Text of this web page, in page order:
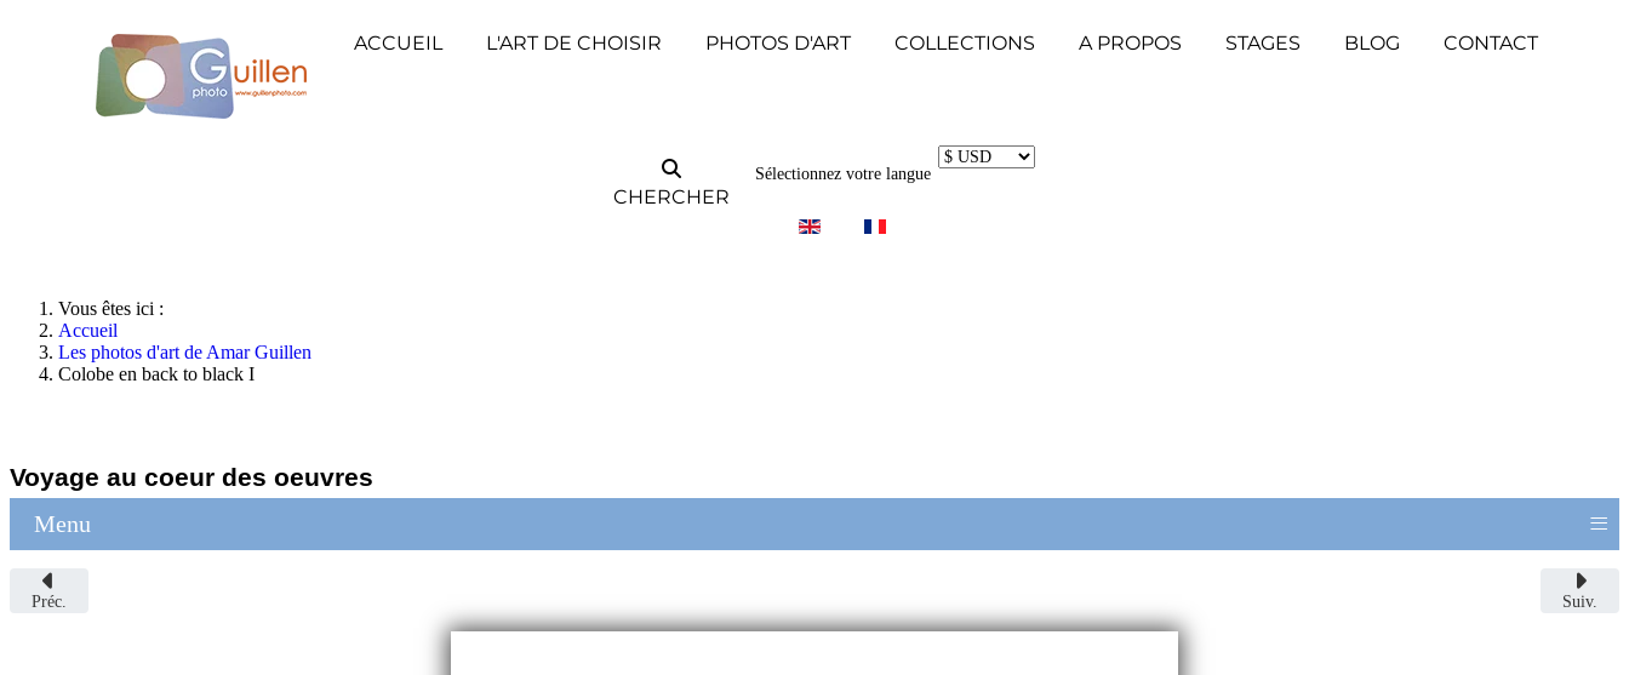
ACCUEIL L'ART DE CHOISIR PHOTOS D'ART COLLECTIONS A PROPOS STAGES BLOG CONTACT
CHERCHER
Sélectionnez votre langue
Vous êtes ici :
Accueil
Les photos d'art de Amar Guillen
Colobe en back to black I
Voyage au coeur des oeuvres
Menu ≡
Préc. Suiv.